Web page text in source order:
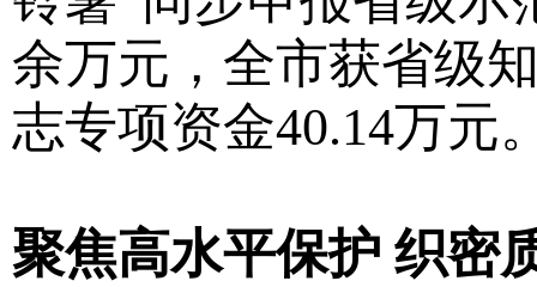
余万元，全市获省级
志专项资金40.14万元
聚焦高水平保护 织密